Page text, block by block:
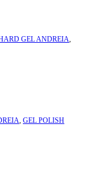
GEL ANDREIA,
, GEL POLISH